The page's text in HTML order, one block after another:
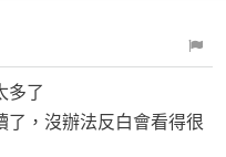
多了
了，沒辦法反白會看得很